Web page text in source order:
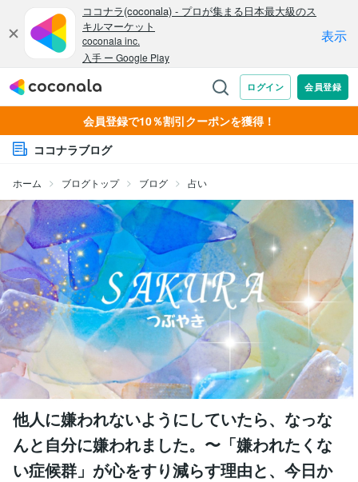
会員登録で10％割引クーポンを獲得！
ココナラブログ
ホーム ブログトップ ブログ 占い
他人に嫌われないようにしていたら、なっな
んと自分に嫌われました。〜「嫌われたくな
い症候群」が心をすり減らす理由と、今日か